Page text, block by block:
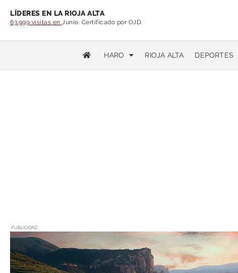
LÍDERES EN LA RIOJA ALTA
63.999 visitas en Junio. Certificado por OJD.
HARO RIOJA ALTA DEPORTES
PUBLICIDAD